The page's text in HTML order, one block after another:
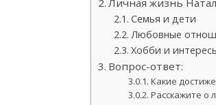
Семья и дети
Любовные
Хобби и
Вопрос-ответ:
Какие
Расскажите о